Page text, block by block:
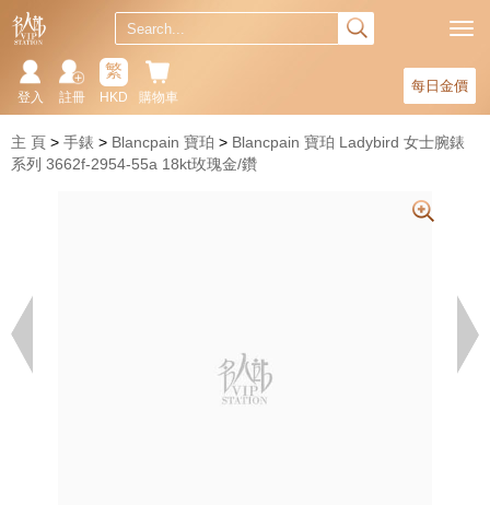
每日金價
購物車
繁
HKD
註冊
登入
主 頁 手錶 Blancpain 寶珀
Blancpain 寶珀 Ladybird 女士腕錶
系列 3662f-2954-55a 18kt玫瑰金/鑽